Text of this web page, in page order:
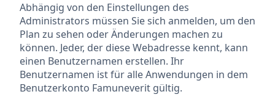
Abhängig von den Einstellungen des
Administrators müssen Sie sich anmelden, um den
Plan zu sehen oder Änderungen machen zu
können. Jeder, der diese Webadresse kennt, kann
einen Benutzernamen erstellen. Ihr
Benutzernamen ist für alle Anwendungen in dem
Benutzerkonto Famuneverit gültig.